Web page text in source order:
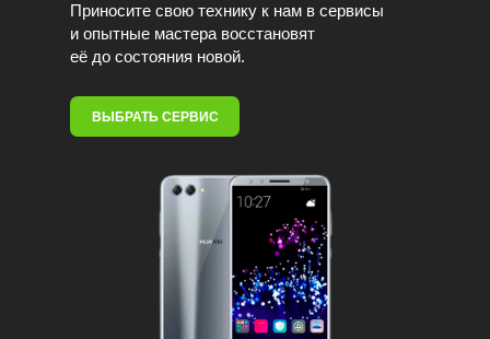
Приносите свою технику к нам в сервисы
и опытные мастера восстановят
её до состояния новой.
ВЫБРАТЬ СЕРВИС